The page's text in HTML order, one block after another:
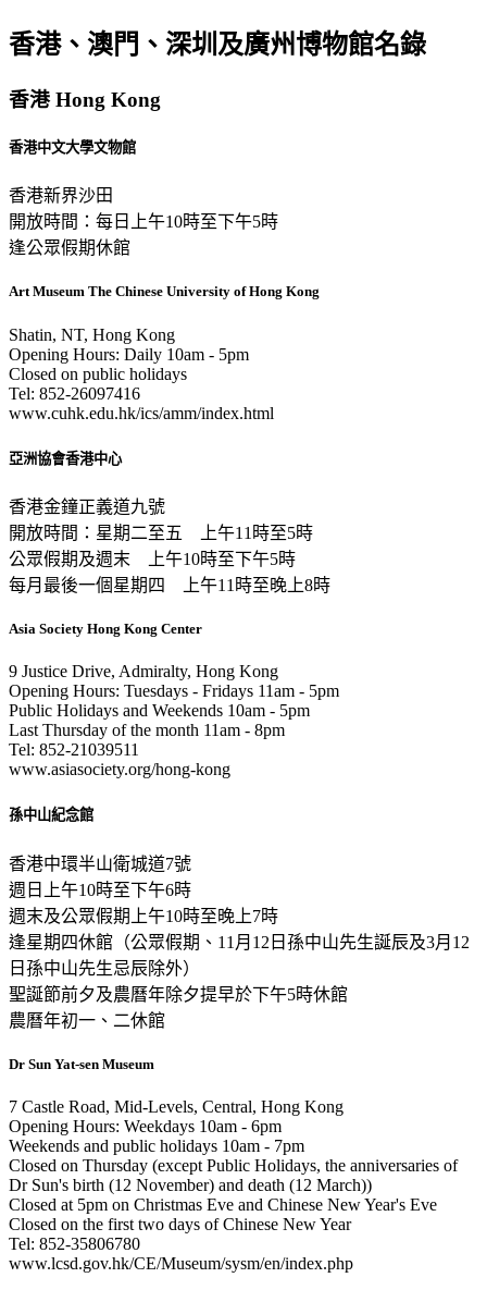
香港、澳門、深圳及廣州博物館名錄
香港 Hong Kong
香港中文大學文物館
香港新界沙田
開放時間：每日上午10時至下午5時
逢公眾假期休館
Art Museum The Chinese University of Hong Kong
Shatin, NT, Hong Kong
Opening Hours: Daily 10am - 5pm
Closed on public holidays
Tel: 852-26097416
www.cuhk.edu.hk/ics/amm/index.html
亞洲協會香港中心
香港金鐘正義道九號
開放時間：星期二至五 上午11時至5時
公眾假期及週末 上午10時至下午5時
每月最後一個星期四 上午11時至晚上8時
Asia Society Hong Kong Center
9 Justice Drive, Admiralty, Hong Kong
Opening Hours: Tuesdays - Fridays 11am - 5pm
Public Holidays and Weekends 10am - 5pm
Last Thursday of the month 11am - 8pm
Tel: 852-21039511
www.asiasociety.org/hong-kong
孫中山紀念館
香港中環半山衛城道7號
週日上午10時至下午6時
週末及公眾假期上午10時至晚上7時
逢星期四休館（公眾假期、11月12日孫中山先生誕辰及3月12
日孫中山先生忌辰除外）
聖誕節前夕及農曆年除夕提早於下午5時休館
農曆年初一、二休館
Dr Sun Yat-sen Museum
7 Castle Road, Mid-Levels, Central, Hong Kong
Opening Hours: Weekdays 10am - 6pm
Weekends and public holidays 10am - 7pm
Closed on Thursday (except Public Holidays, the anniversaries of
Dr Sun's birth (12 November) and death (12 March))
Closed at 5pm on Christmas Eve and Chinese New Year's Eve
Closed on the first two days of Chinese New Year
Tel: 852-35806780
www.lcsd.gov.hk/CE/Museum/sysm/en/index.php